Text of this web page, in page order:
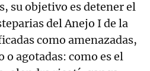
su objetivo es detener el
del Anejo I de la
como amenazadas,
o agotadas: como es el